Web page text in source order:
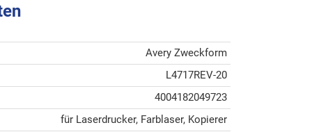
Avery Zweckform
L4717REV-20
4004182049723
für Laserdrucker, Farblaser, Kopierer